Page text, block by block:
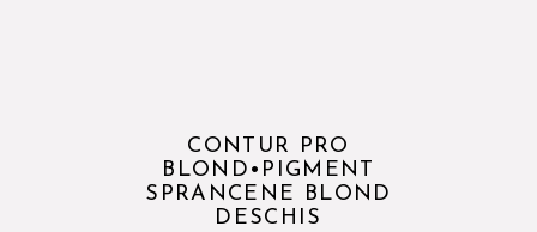
CONTUR PRO
BLOND•PIGMENT
SPRANCENE BLOND
DESCHIS